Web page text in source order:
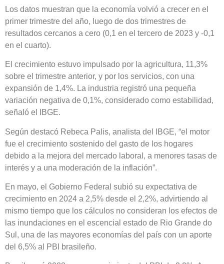
Los datos muestran que la economía volvió a crecer en el
primer trimestre del año, luego de dos trimestres de
resultados cercanos a cero (0,1 en el tercero de 2023 y -0,1
en el cuarto).
El crecimiento estuvo impulsado por la agricultura, 11,3%
sobre el trimestre anterior, y por los servicios, con una
expansión de 1,4%. La industria registró una pequeña
variación negativa de 0,1%, considerado como estabilidad,
señaló el IBGE.
Según destacó Rebeca Palis, analista del IBGE, “el motor
fue el crecimiento sostenido del gasto de los hogares
debido a la mejora del mercado laboral, a menores tasas de
interés y a una moderación de la inflación”.
En mayo, el Gobierno Federal subió su expectativa de
crecimiento en 2024 a 2,5% desde el 2,2%, advirtiendo al
mismo tiempo que los cálculos no consideran los efectos de
las inundaciones en el escencial estado de Rio Grande do
Sul, una de las mayores economías del país con un aporte
del 6,5% al PBI brasileño.